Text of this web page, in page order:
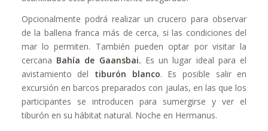
Opcionalmente podrá realizar un crucero para observar
de la ballena franca más de cerca, si las condiciones del
mar lo permiten. También pueden optar por visitar la
cercana Bahía de Gaansbai. Es un lugar ideal para el
avistamiento del tiburón blanco. Es posible salir en
excursión en barcos preparados con jaulas, en las que los
participantes se introducen para sumergirse y ver el
tiburón en su hábitat natural. Noche en Hermanus.